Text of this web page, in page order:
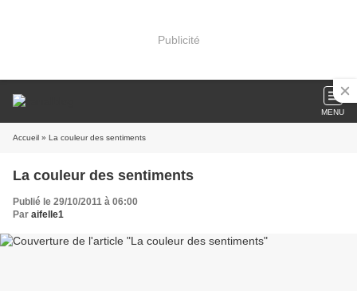
Publicité
MENU
Accueil » La couleur des sentiments
La couleur des sentiments
Publié le 29/10/2011 à 06:00
Par aifelle1